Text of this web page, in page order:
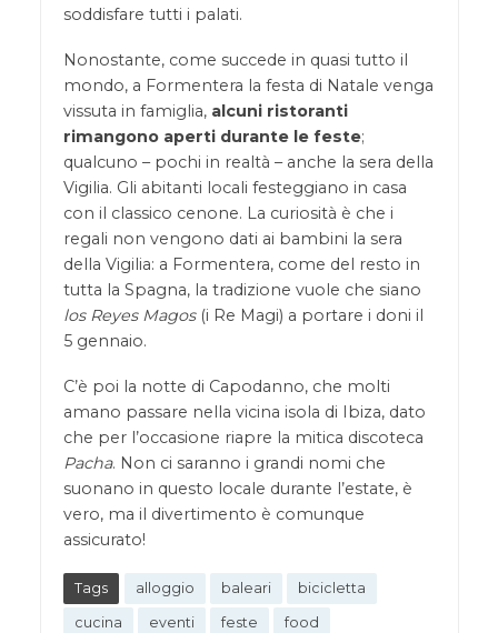
soddisfare tutti i palati.
Nonostante, come succede in quasi tutto il
mondo, a Formentera la festa di Natale venga
vissuta in famiglia, alcuni ristoranti
rimangono aperti durante le feste;
qualcuno – pochi in realtà – anche la sera della
Vigilia. Gli abitanti locali festeggiano in casa
con il classico cenone. La curiosità è che i
regali non vengono dati ai bambini la sera
della Vigilia: a Formentera, come del resto in
tutta la Spagna, la tradizione vuole che siano
los Reyes Magos(i Re Magi) a portare i doni il
5 gennaio.
C’è poi la notte di Capodanno, che molti
amano passare nella vicina isola di Ibiza, dato
che per l’occasione riapre la mitica discoteca
Pacha. Non ci saranno i grandi nomi che
suonano in questo locale durante l’estate, è
vero, ma il divertimento è comunque
assicurato!
Tags alloggio baleari bicicletta
cucina eventi feste food